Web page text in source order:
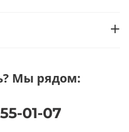
Мы рядом:
01-07